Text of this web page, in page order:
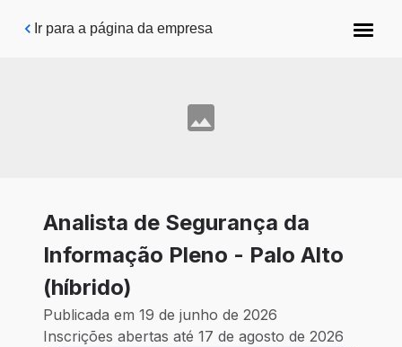
Pular para o conteúdo principal
Ir para a página da empresa
Analista de Segurança da
Informação Pleno - Palo Alto
(híbrido)
Publicada em 19 de junho de 2026
Inscrições abertas até 17 de agosto de 2026